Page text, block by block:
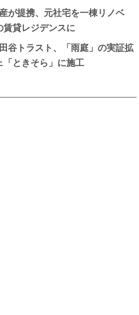
が提携、元社宅を一棟リノベ
貸レジデンスに
谷トラスト、「雨庭」の実証拡
ときそら」に施工